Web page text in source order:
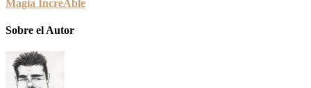
Magia IncreÃ­ble
Sobre el Autor